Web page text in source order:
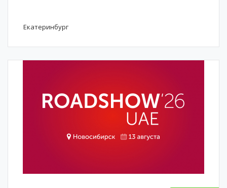
Екатеринбург